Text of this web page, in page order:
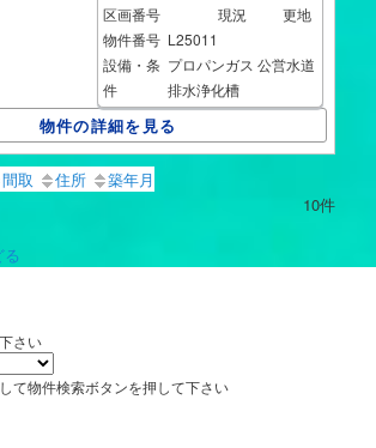
区画番号
現況
更地
物件番号 L25011
設備・条
件
プロパンガス 公営水道
排水浄化槽
物件の詳細を見る
間取 住所
築年月
10件
さい
て物件検索ボタンを押して下さい